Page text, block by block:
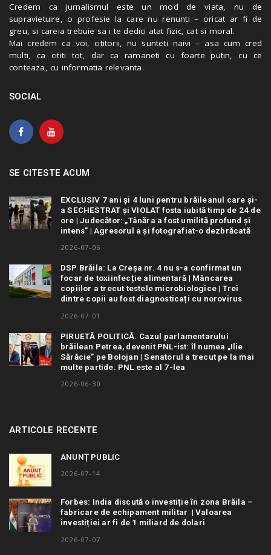
Credem ca jurnalismul este un mod de viata, nu de
supravietuire, o profesie la care nu renunti – oricat ar fi de
greu, si careia trebuie sa i te dedici atat fizic, cat si moral.
Mai credem ca voi, cititorii, nu sunteti naivi – asa cum cred
multi, ca cititi tot, dar ca ramaneti cu foarte putin, cu ce
conteaza, cu informatia relevanta.
SOCIAL
SE CITESTE ACUM
EXCLUSIV 7 ani și 4 luni pentru brăileanul care și-
a SECHESTRAT și VIOLAT fosta iubită timp de 24 de
ore | Judecător: „Tânăra a fost umilită profund și
intens” | Agresorul a și fotografiat-o dezbrăcată
2026-07-06
DSP Brăila: La Creșa nr. 4 nu s-a confirmat un
focar de toxiinfecție alimentară | Mâncarea
copiilor a trecut testele microbiologice | Trei
dintre copii au fost diagnosticați cu norovirus
2026-07-01
PIRUETĂ POLITICĂ. Cazul parlamentarului
brăilean Petrea, devenit PNL-ist: îl numea „Ilie
Sărăcie” pe Bolojan | Senatorul a trecut pe la mai
multe partide. PNL este al 7-lea
2026-06-30
ARTICOLE RECENTE
ANUNȚ PUBLIC
2026-07-14
Forbes: India discută o investiție în zona Brăila –
fabricare de echipament militar | Valoarea
investiției ar fi de 1 miliard de dolari
2026-07-07